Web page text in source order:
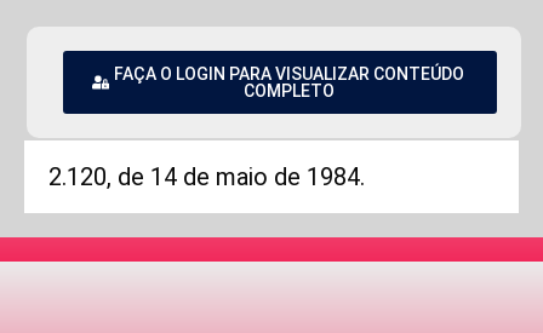
FAÇA O LOGIN PARA VISUALIZAR CONTEÚDO
COMPLETO
2.120, de 14 de maio de 1984.